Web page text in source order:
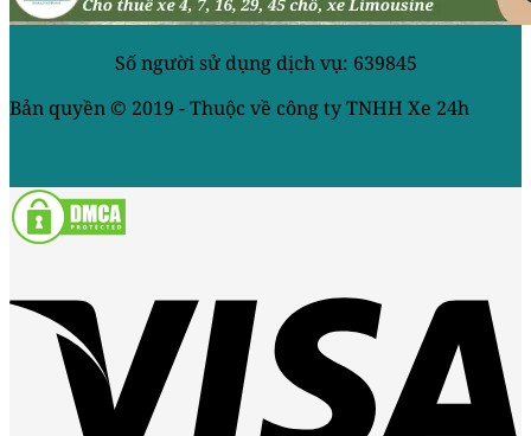
Số người sử dụng dịch vụ: 639845
Bản quyền © 2019 - Thuộc về công ty TNHH Xe 24h